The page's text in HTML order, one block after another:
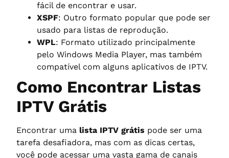
fácil de encontrar e usar.
XSPF: Outro formato popular que pode ser
usado para listas de reprodução.
WPL: Formato utilizado principalmente
pelo Windows Media Player, mas também
compatível com alguns aplicativos de IPTV.
Como Encontrar Listas
IPTV Grátis
Encontrar uma lista IPTV grátis pode ser uma
tarefa desafiadora, mas com as dicas certas,
você pode acessar uma vasta gama de canais